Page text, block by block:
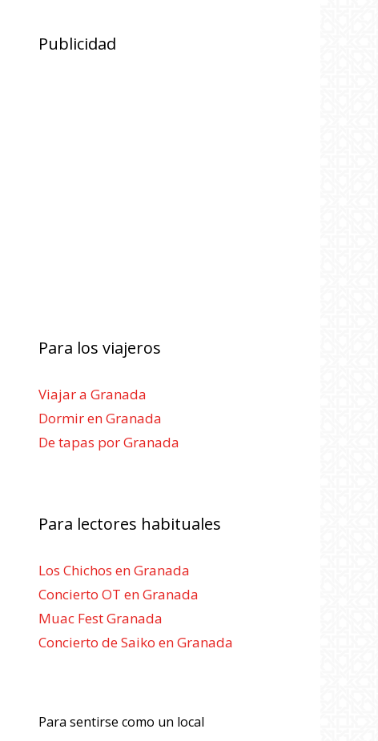
Publicidad
Para los viajeros
Viajar a Granada
Dormir en Granada
De tapas por Granada
Para lectores habituales
Los Chichos en Granada
Concierto OT en Granada
Muac Fest Granada
Concierto de Saiko en Granada
Para sentirse como un local